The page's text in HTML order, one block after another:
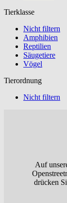
Tierklasse
Nicht filtern
Amphibien
Reptilien
Säugetiere
Vögel
Tierordnung
Nicht filtern
Auf
drücken